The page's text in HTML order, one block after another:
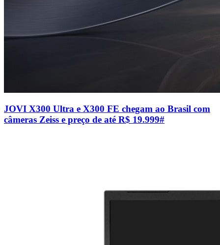
JOVI X300 Ultra e X300 FE chegam ao Brasil com
câmeras Zeiss e preço de até R$ 19.999#